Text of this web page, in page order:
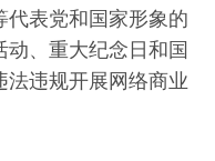
代表党和国家形象的
、重大纪念日和国
法违规开展网络商业